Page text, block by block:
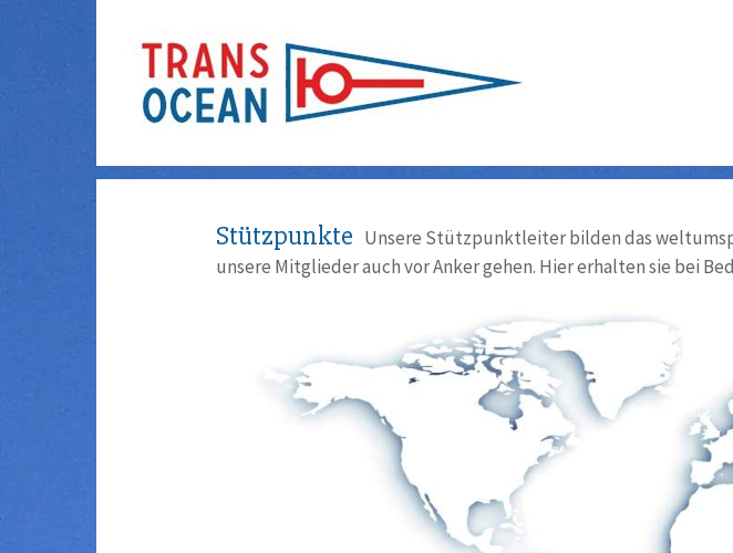
Stützpunkte Unsere Stützpunktleiter bilden das
unsere Mitglieder auch vor Anker gehen. Hier erhalten sie bei